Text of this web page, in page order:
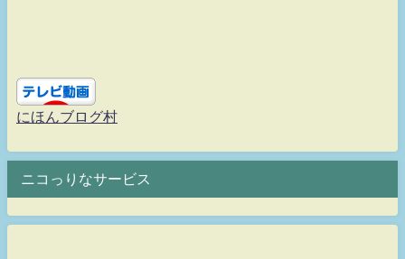
にほんブログ村
ニコっりなサービス